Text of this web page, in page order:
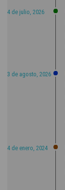
4 de julio, 2026
3 de agosto, 2026
4 de enero, 2024